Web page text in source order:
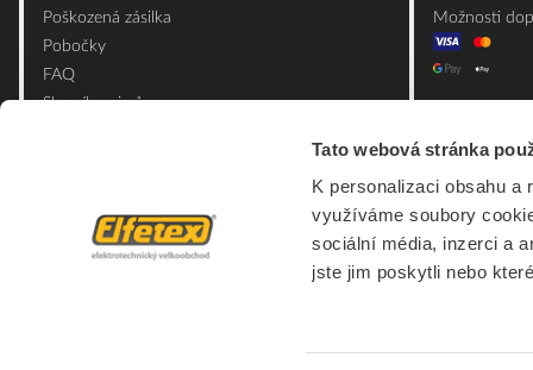
Tato webová stránka
K personalizaci obsahu
využíváme soubory
sociální média, inzerci a
jste jim poskytli nebo
Poškozená zásilka
Pobočky
FAQ
Slovník pojmů
Možnosti